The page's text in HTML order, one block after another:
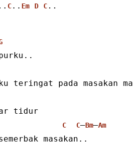
C.. Em D C..
teringat pada masakan
tidur
C C–Bm–Am
masakan..